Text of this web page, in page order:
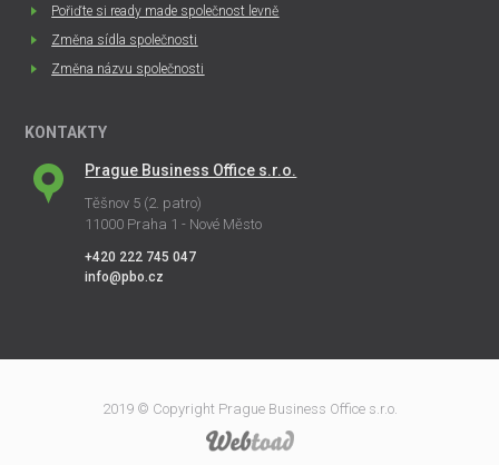
Pořiďte si ready made společnost levně
Změna sídla společnosti
Změna názvu společnosti
KONTAKTY
Prague Business Office s.r.o.
Těšnov 5 (2. patro)
11000 Praha 1 - Nové Město
+420 222 745 047
info@pbo.cz
2019 © Copyright Prague Business Office s.r.o.